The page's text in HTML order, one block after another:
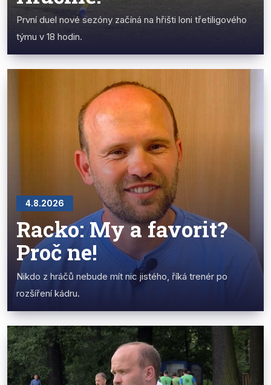
První duel nové sezóny začíná na hřišti loni třetiligového
týmu v 18 hodin.
4.8.2026
Racko: My a favorit?
Proč ne!
Nikdo z hráčů nebude mít nic jistého, říká trenér po
rozšíření kádru.